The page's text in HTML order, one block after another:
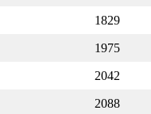
1829
1975
2042
2088